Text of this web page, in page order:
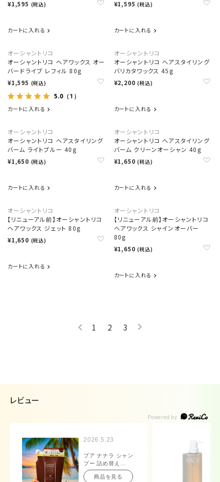
¥1,595 (税込)
カートに入れる
¥1,595 (税込)
カートに入れる
オーシャントリコ
オーシャントリコ ヘアワックス オー
バードライブ レフィル 80g
¥1,595 (税込)
5.0 （1）
カートに入れる
オーシャントリコ
オーシャントリコ ヘアスタイリング
バリカタワックス 45g
¥2,200 (税込)
カートに入れる
オーシャントリコ
オーシャントリコ ヘアスタイリング
バーム ライトブルー 40g
¥1,650 (税込)
カートに入れる
オーシャントリコ
オーシャントリコ ヘアスタイリング
バーム クリーンオーシャン 40g
¥1,650 (税込)
カートに入れる
オーシャントリコ
【リニューアル前】オーシャントリコ
ヘアワックス ジェット 80g
¥1,650 (税込)
カートに入れる
オーシャントリコ
【リニューアル前】オーシャントリコ
ヘアワックス シャインオーバー
80g
¥1,650 (税込)
カートに入れる
1 2 3
レビュー
2026.5.23
プア ナナラ シャン
プー 詰め替え
350mL
商品を見る